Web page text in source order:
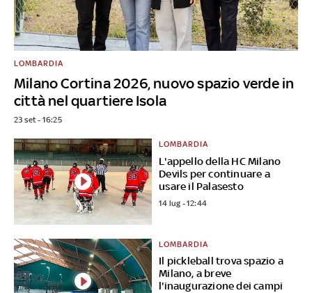
Milano Cortina 2026, nuovo spazio verde in
città nel quartiere Isola
LOMBARDIA
23 set - 16:25
L'appello della HC Milano
Devils per continuare a
usare il Palasesto
LOMBARDIA
14 lug - 12:44
Il pickleball trova spazio a
Milano, a breve
l'inaugurazione dei campi
LOMBARDIA